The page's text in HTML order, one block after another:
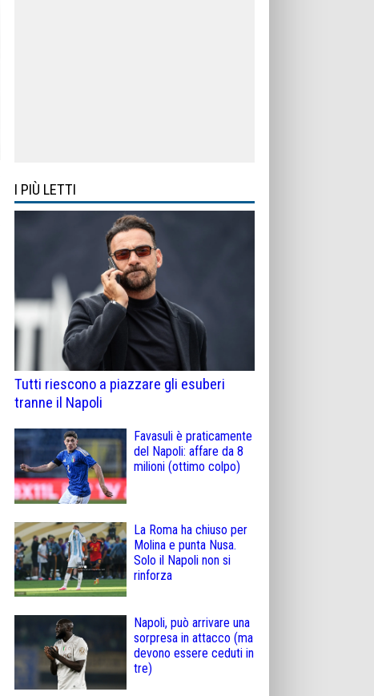
I PIÙ LETTI
Tutti riescono a piazzare gli esuberi
tranne il Napoli
Favasuli è praticamente
del Napoli: affare da 8
milioni (ottimo colpo)
La Roma ha chiuso per
Molina e punta Nusa.
Solo il Napoli non si
rinforza
Napoli, può arrivare una
sorpresa in attacco (ma
devono essere ceduti in
tre)